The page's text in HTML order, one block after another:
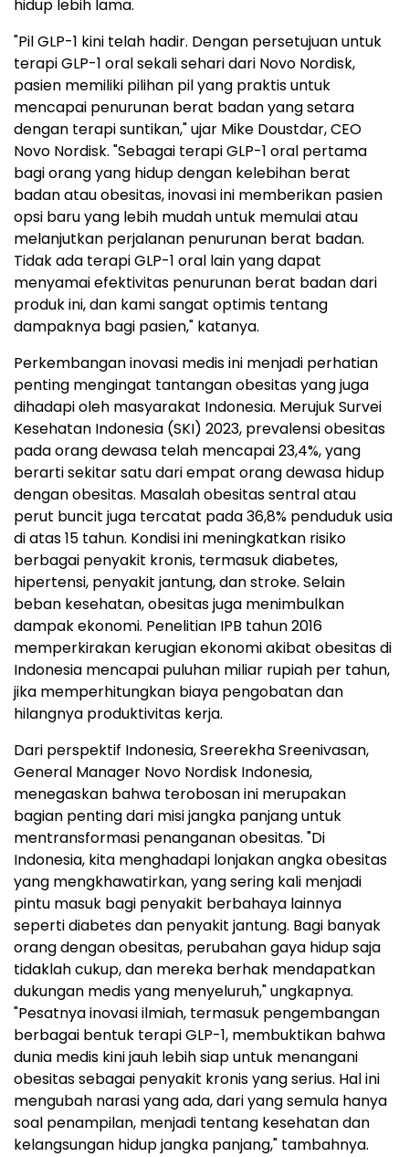
hidup lebih lama.
"Pil GLP-1 kini telah hadir. Dengan persetujuan untuk
terapi GLP-1 oral sekali sehari dari Novo Nordisk,
pasien memiliki pilihan pil yang praktis untuk
mencapai penurunan berat badan yang setara
dengan terapi suntikan," ujar Mike Doustdar, CEO
Novo Nordisk. "Sebagai terapi GLP-1 oral pertama
bagi orang yang hidup dengan kelebihan berat
badan atau obesitas, inovasi ini memberikan pasien
opsi baru yang lebih mudah untuk memulai atau
melanjutkan perjalanan penurunan berat badan.
Tidak ada terapi GLP-1 oral lain yang dapat
menyamai efektivitas penurunan berat badan dari
produk ini, dan kami sangat optimis tentang
dampaknya bagi pasien," katanya.
Perkembangan inovasi medis ini menjadi perhatian
penting mengingat tantangan obesitas yang juga
dihadapi oleh masyarakat Indonesia. Merujuk Survei
Kesehatan Indonesia (SKI) 2023, prevalensi obesitas
pada orang dewasa telah mencapai 23,4%, yang
berarti sekitar satu dari empat orang dewasa hidup
dengan obesitas. Masalah obesitas sentral atau
perut buncit juga tercatat pada 36,8% penduduk usia
di atas 15 tahun. Kondisi ini meningkatkan risiko
berbagai penyakit kronis, termasuk diabetes,
hipertensi, penyakit jantung, dan stroke. Selain
beban kesehatan, obesitas juga menimbulkan
dampak ekonomi. Penelitian IPB tahun 2016
memperkirakan kerugian ekonomi akibat obesitas di
Indonesia mencapai puluhan miliar rupiah per tahun,
jika memperhitungkan biaya pengobatan dan
hilangnya produktivitas kerja.
Dari perspektif Indonesia, Sreerekha Sreenivasan,
General Manager Novo Nordisk Indonesia,
menegaskan bahwa terobosan ini merupakan
bagian penting dari misi jangka panjang untuk
mentransformasi penanganan obesitas. "Di
Indonesia, kita menghadapi lonjakan angka obesitas
yang mengkhawatirkan, yang sering kali menjadi
pintu masuk bagi penyakit berbahaya lainnya
seperti diabetes dan penyakit jantung. Bagi banyak
orang dengan obesitas, perubahan gaya hidup saja
tidaklah cukup, dan mereka berhak mendapatkan
dukungan medis yang menyeluruh," ungkapnya.
"Pesatnya inovasi ilmiah, termasuk pengembangan
berbagai bentuk terapi GLP-1, membuktikan bahwa
dunia medis kini jauh lebih siap untuk menangani
obesitas sebagai penyakit kronis yang serius. Hal ini
mengubah narasi yang ada, dari yang semula hanya
soal penampilan, menjadi tentang kesehatan dan
kelangsungan hidup jangka panjang," tambahnya.